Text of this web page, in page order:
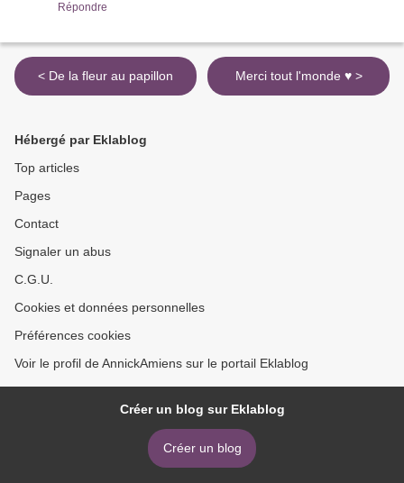
Répondre
< De la fleur au papillon Merci tout l'monde ♥ >
Hébergé par Eklablog
Top articles
Pages
Contact
Signaler un abus
C.G.U.
Cookies et données personnelles
Préférences cookies
Voir le profil de AnnickAmiens sur le portail Eklablog
Créer un blog sur Eklablog
Créer un blog